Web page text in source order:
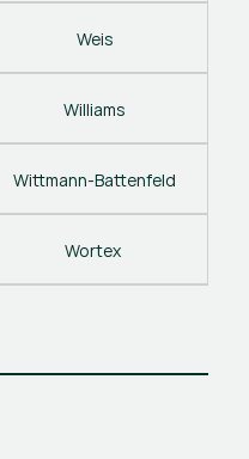
Weis
Williams
Wittmann-Battenfeld
Wortex